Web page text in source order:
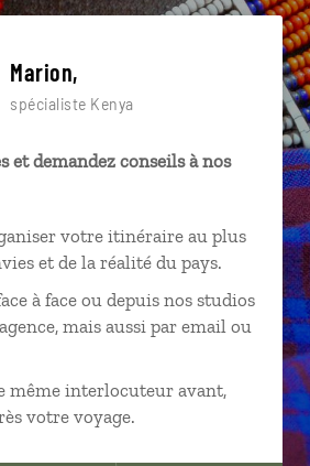
Marion,
spécialiste Kenya
et demandez conseils à nos
votre itinéraire au plus
et de la réalité du pays.
à face ou depuis nos studios
mais aussi par email ou
même interlocuteur avant,
votre voyage.